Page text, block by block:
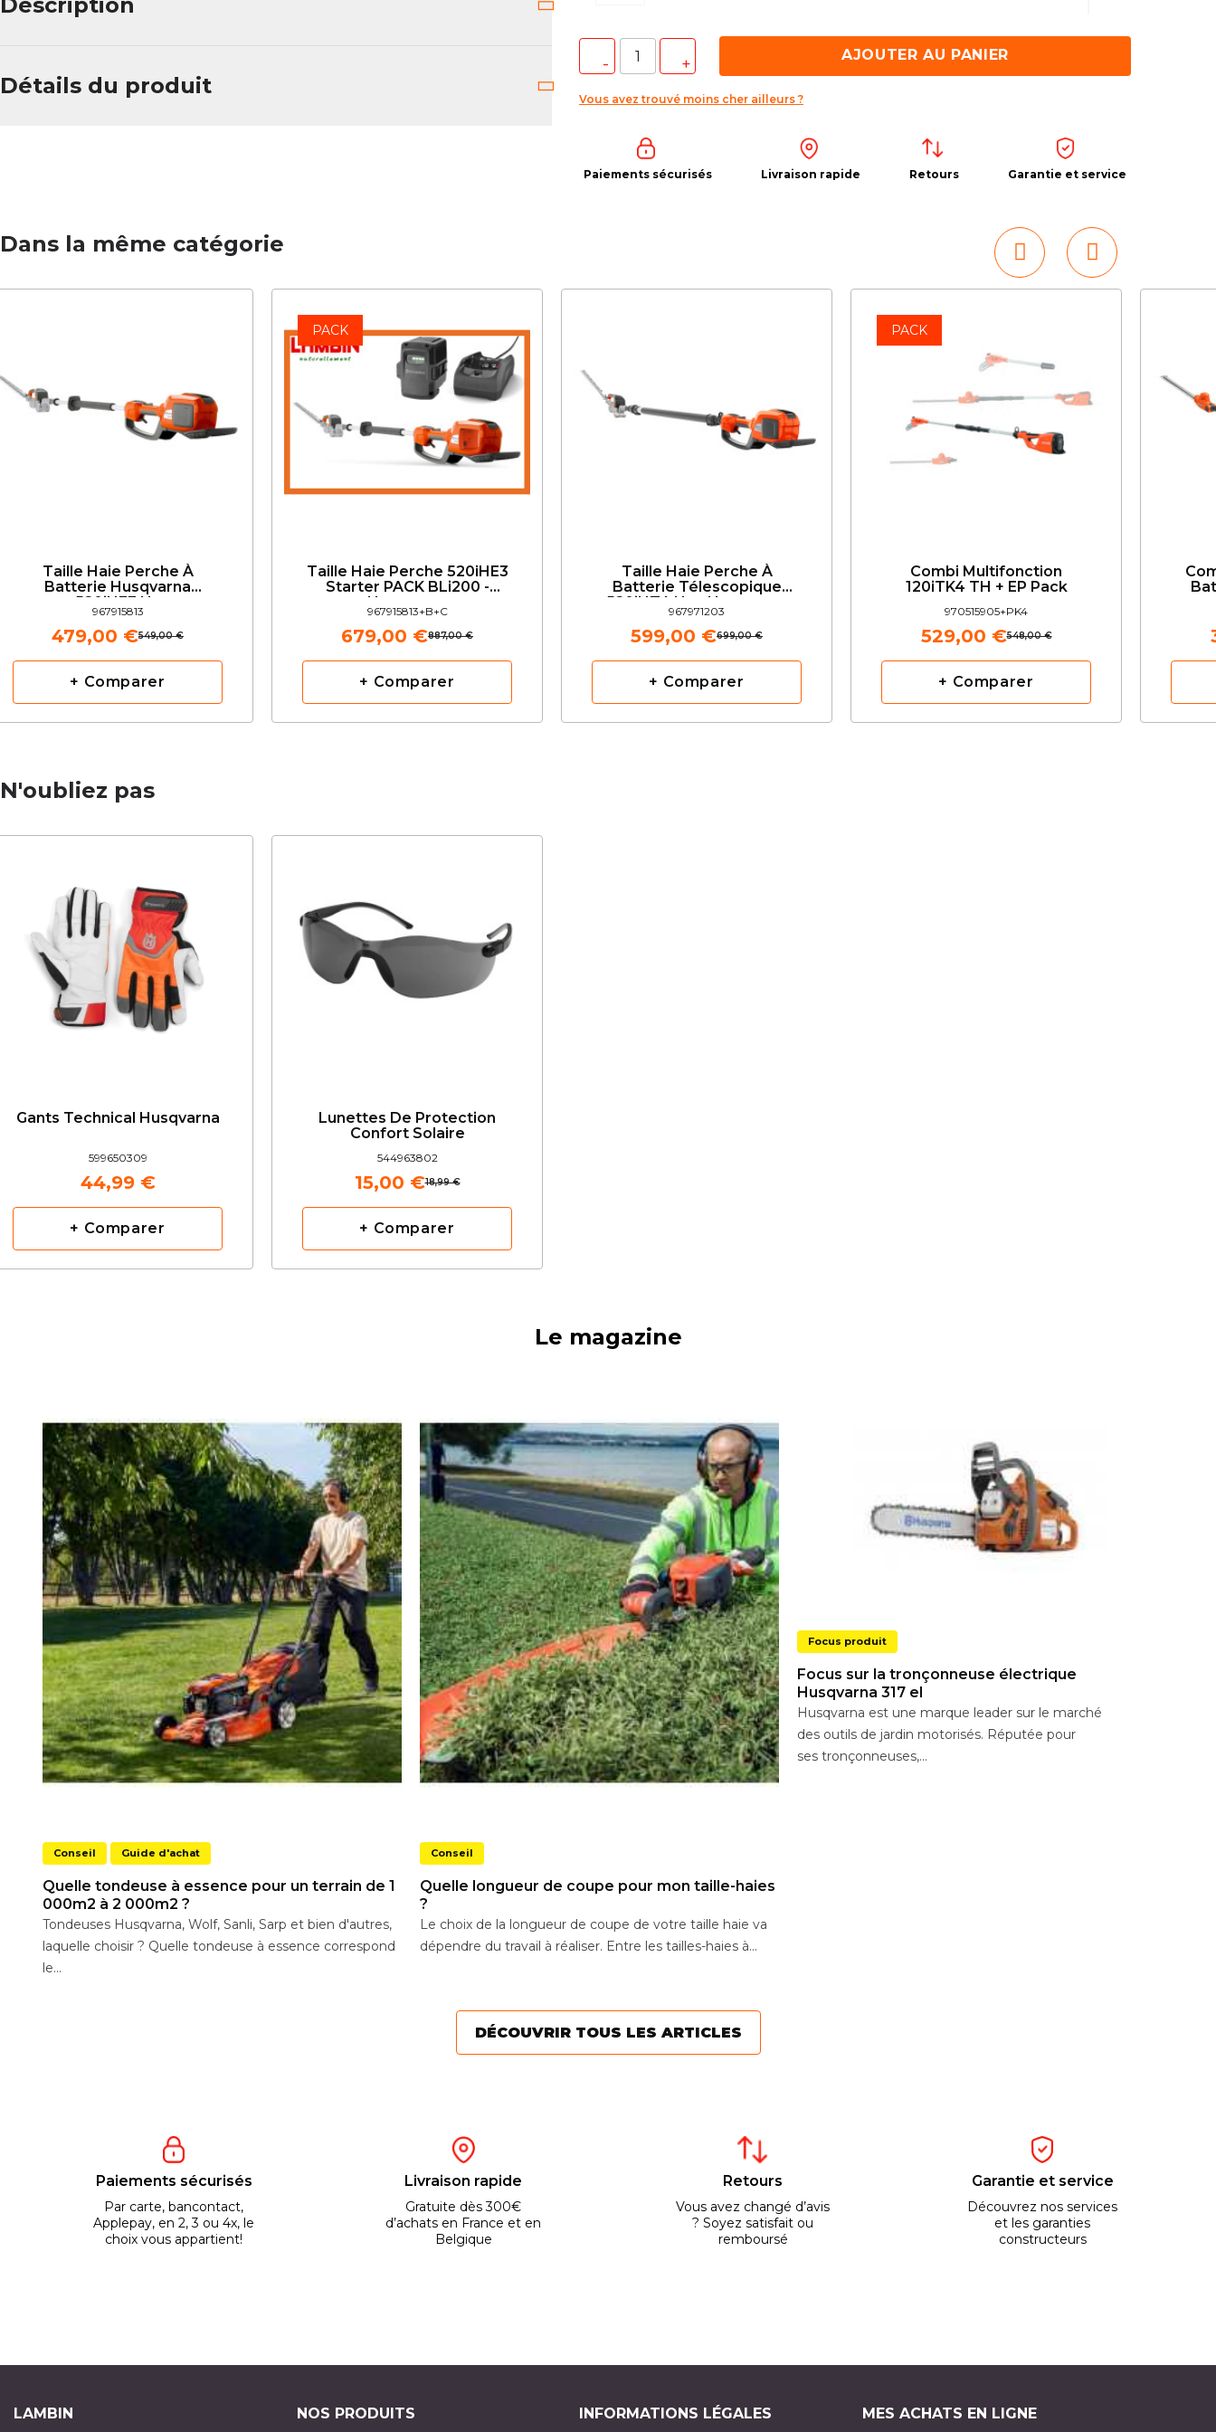
AJOUTER AU PANIER
Vous avez trouvé moins cher ailleurs ?
Paiements sécurisés Livraison rapide Retours Garantie et service
Détails du produit
Dans la même catégorie
Taille Haie Perche À
Batterie Husqvarna
520iHE3 Nu
967915813
549,00 €
479,00 €
+ Comparer
PACK
Taille Haie Perche 520iHE3
Starter PACK BLi200 -
Husqvarna
967915813+B+C
887,00 €
679,00 €
+ Comparer
Taille Haie Perche À
Batterie Télescopique
520iHT4 Nu - Husqvarna
967971203
699,00 €
599,00 €
+ Comparer
PACK
Combi Multifonction
120iTK4 TH + EP Pack
970515905+PK4
548,00 €
529,00 €
+ Comparer
N'oubliez pas
Gants Technical Husqvarna
599650309
44,99 €
+ Comparer
Lunettes De Protection
Confort Solaire
544963802
18,99 €
15,00 €
+ Comparer
Le magazine
Conseil Guide d'achat
Quelle tondeuse à essence pour un terrain de 1
000m2 à 2 000m2 ?
Tondeuses Husqvarna, Wolf, Sanli, Sarp et bien d'autres,
laquelle choisir ? Quelle tondeuse à essence correspond
le...
Conseil
Quelle longueur de coupe pour mon taille-haies
?
Le choix de la longueur de coupe de votre taille haie va
dépendre du travail à réaliser. Entre les tailles-haies à...
Focus produit
Focus sur la tronçonneuse électrique
Husqvarna 317 el
Husqvarna est une marque leader sur le marché
des outils de jardin motorisés. Réputée pour
ses tronçonneuses,...
DÉCOUVRIR TOUS LES ARTICLES
Paiements sécurisés
Par carte, bancontact,
Applepay, en 2, 3 ou 4x, le
choix vous appartient!
Livraison rapide
Gratuite dès 300€
d’achats en France et en
Belgique
Retours
Vous avez changé d’avis
? Soyez satisfait ou
remboursé
Garantie et service
Découvrez nos services
et les garanties
constructeurs
LAMBIN NOS PRODUITS INFORMATIONS LÉGALES MES ACHATS EN LIGNE